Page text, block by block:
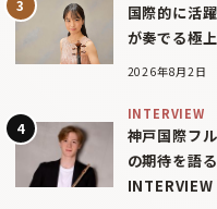
国際的に活
が奏でる極
2026年8月2日
INTERVIEW
神戸国際フ
の期待を語る
INTERVIEW